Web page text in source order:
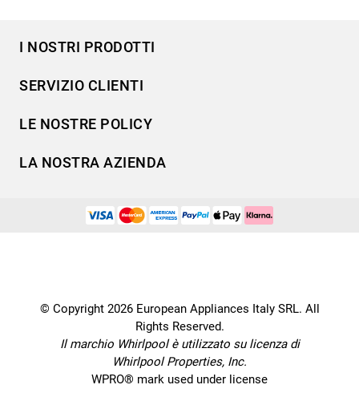
I NOSTRI PRODOTTI
Refrigerazione
Cottura
Aria condizionata
Ricette
SERVIZIO CLIENTI
Supporto
Contatti
Service locator
Domande frequenti
Sul sicuro
LE NOSTRE POLICY
Cookie Policy
Etichette energetiche e schede prodotto
Codice etico
Dichiarazione di accessibilità
Preferenze Cookie
LA NOSTRA AZIENDA
Lavora con noi
© Copyright 2026 European Appliances Italy SRL. All
Rights Reserved.
Il marchio Whirlpool è utilizzato su licenza di
Whirlpool Properties, Inc.
WPRO® mark used under license